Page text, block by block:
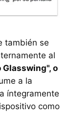
también se
al
o
a la
íntegramente
como